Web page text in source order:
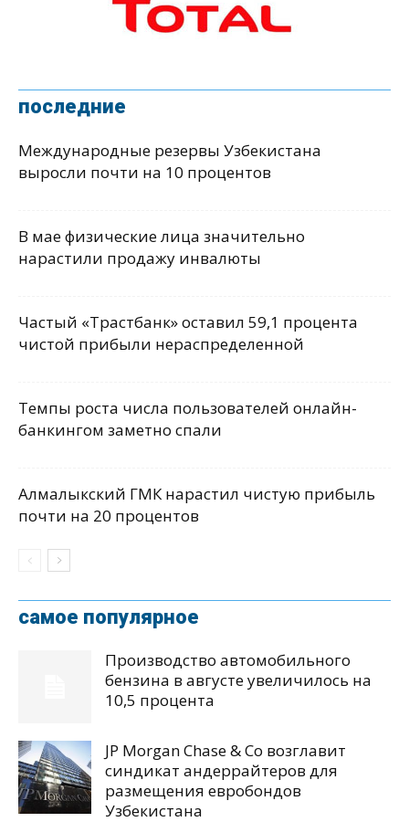
последние
Международные резервы Узбекистана
выросли почти на 10 процентов
В мае физические лица значительно
нарастили продажу инвалюты
Частый «Трастбанк» оставил 59,1 процента
чистой прибыли нераспределенной
Темпы роста числа пользователей онлайн-
банкингом заметно спали
Алмалыкский ГМК нарастил чистую прибыль
почти на 20 процентов
самое популярное
Производство автомобильного
бензина в августе увеличилось на
10,5 процента
JP Morgan Chase & Co возглавит
синдикат андеррайтеров для
размещения евробондов
Узбекистана